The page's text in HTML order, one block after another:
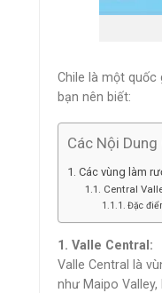
Chile là một quốc
bạn nên biết:
Các Nội Dung
Các vùng làm
Central
Đặc
1. Valle Central:
Valle Central là
như Maipo